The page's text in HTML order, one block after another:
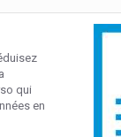
qui
en